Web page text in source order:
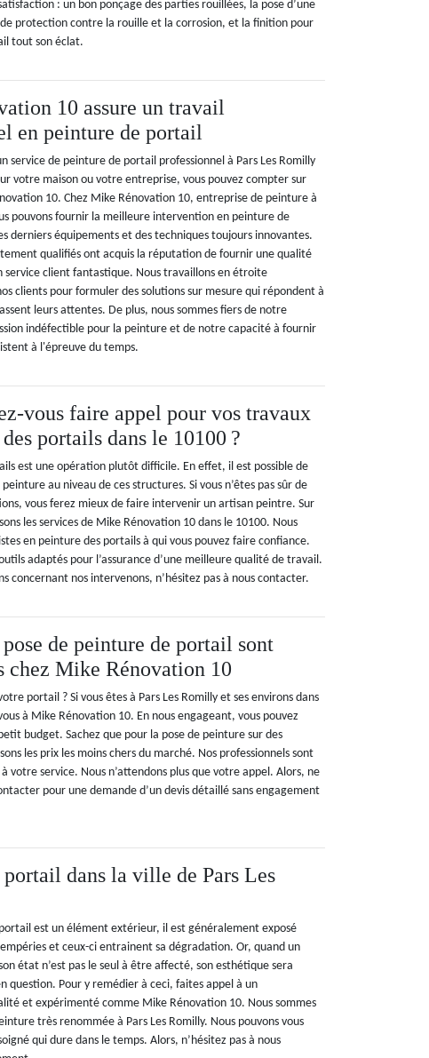
: un bon ponçage des parties rouillées, la pose d’une
protection contre la rouille et la corrosion, et la finition pour
tout son éclat.
10 assure un travail
en peinture de portail
service de peinture de portail professionnel à Pars Les Romilly
votre maison ou votre entreprise, vous pouvez compter sur
10. Chez Mike Rénovation 10, entreprise de peinture à
pouvons fournir la meilleure intervention en peinture de
derniers équipements et des techniques toujours innovantes.
qualifiés ont acquis la réputation de fournir une qualité
service client fantastique. Nous travaillons en étroite
clients pour formuler des solutions sur mesure qui répondent à
leurs attentes. De plus, nous sommes fiers de notre
indéfectible pour la peinture et de notre capacité à fournir
à l'épreuve du temps.
vous faire appel pour vos travaux
portails dans le 10100 ?
est une opération plutôt difficile. En effet, il est possible de
au niveau de ces structures. Si vous n’êtes pas sûr de
vous ferez mieux de faire intervenir un artisan peintre. Sur
les services de Mike Rénovation 10 dans le 10100. Nous
en peinture des portails à qui vous pouvez faire confiance.
adaptés pour l’assurance d’une meilleure qualité de travail.
concernant nos intervenons, n’hésitez pas à nous contacter.
de peinture de portail sont
chez Mike Rénovation 10
portail ? Si vous êtes à Pars Les Romilly et ses environs dans
à Mike Rénovation 10. En nous engageant, vous pouvez
budget. Sachez que pour la pose de peinture sur des
les prix les moins chers du marché. Nos professionnels sont
votre service. Nous n’attendons plus que votre appel. Alors, ne
pour une demande d’un devis détaillé sans engagement
portail dans la ville de Pars Les
est un élément extérieur, il est généralement exposé
et ceux-ci entrainent sa dégradation. Or, quand un
état n’est pas le seul à être affecté, son esthétique sera
question. Pour y remédier à ceci, faites appel à un
et expérimenté comme Mike Rénovation 10. Nous sommes
très renommée à Pars Les Romilly. Nous pouvons vous
qui dure dans le temps. Alors, n’hésitez pas à nous